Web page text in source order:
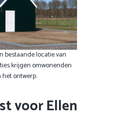
bestaande locatie van
krijgen omwonenden
ontwerp.
voor Ellen